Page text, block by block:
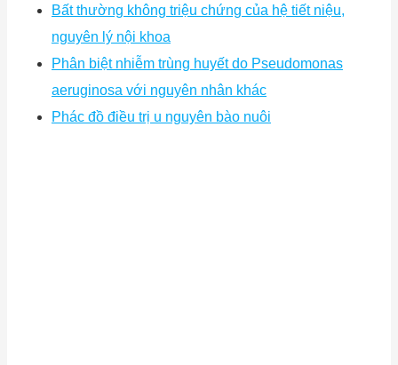
Bất thường không triệu chứng của hệ tiết niệu,
nguyên lý nội khoa
Phân biệt nhiễm trùng huyết do Pseudomonas
aeruginosa với nguyên nhân khác
Phác đồ điều trị u nguyên bào nuôi